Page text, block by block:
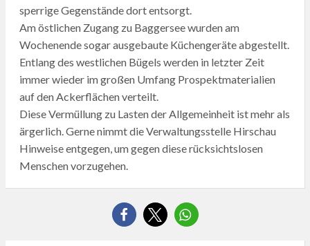
sperrige Gegenstände dort entsorgt.
Am östlichen Zugang zu Baggersee wurden am
Wochenende sogar ausgebaute Küchengeräte abgestellt.
Entlang des westlichen Bügels werden in letzter Zeit
immer wieder im großen Umfang Prospektmaterialien
auf den Ackerflächen verteilt.
Diese Vermüllung zu Lasten der Allgemeinheit ist mehr als
ärgerlich. Gerne nimmt die Verwaltungsstelle Hirschau
Hinweise entgegen, um gegen diese rücksichtslosen
Menschen vorzugehen.